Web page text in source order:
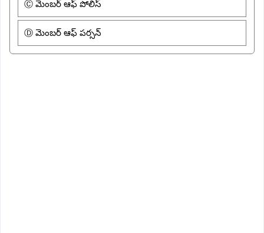
Ⓒ మెంబర్ ఆఫ్ పోలిస్
Ⓓ మెంబర్ ఆఫ్ పర్సన్